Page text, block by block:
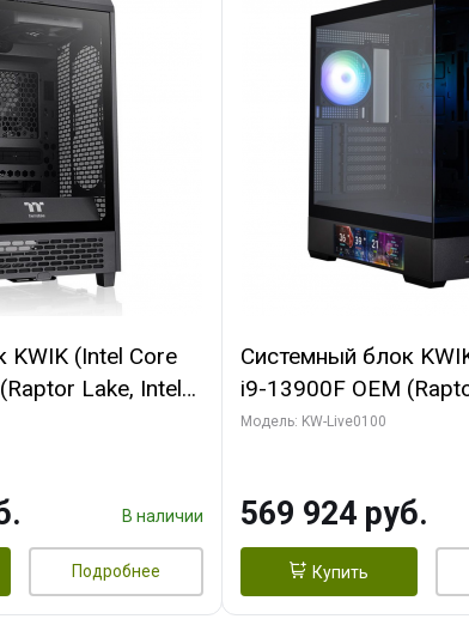
KWIK (Intel Core
Lake, Intel
ГБ ОЗУ (2
SSD)
В наличии
Подробнее
Системный блок
i9-13900F OEM
7, Efficient-co/ 16 ГБ
Turbo/ 512 ГБ SSD)
Модель: KW-Live0100
569 924 руб.
Купить